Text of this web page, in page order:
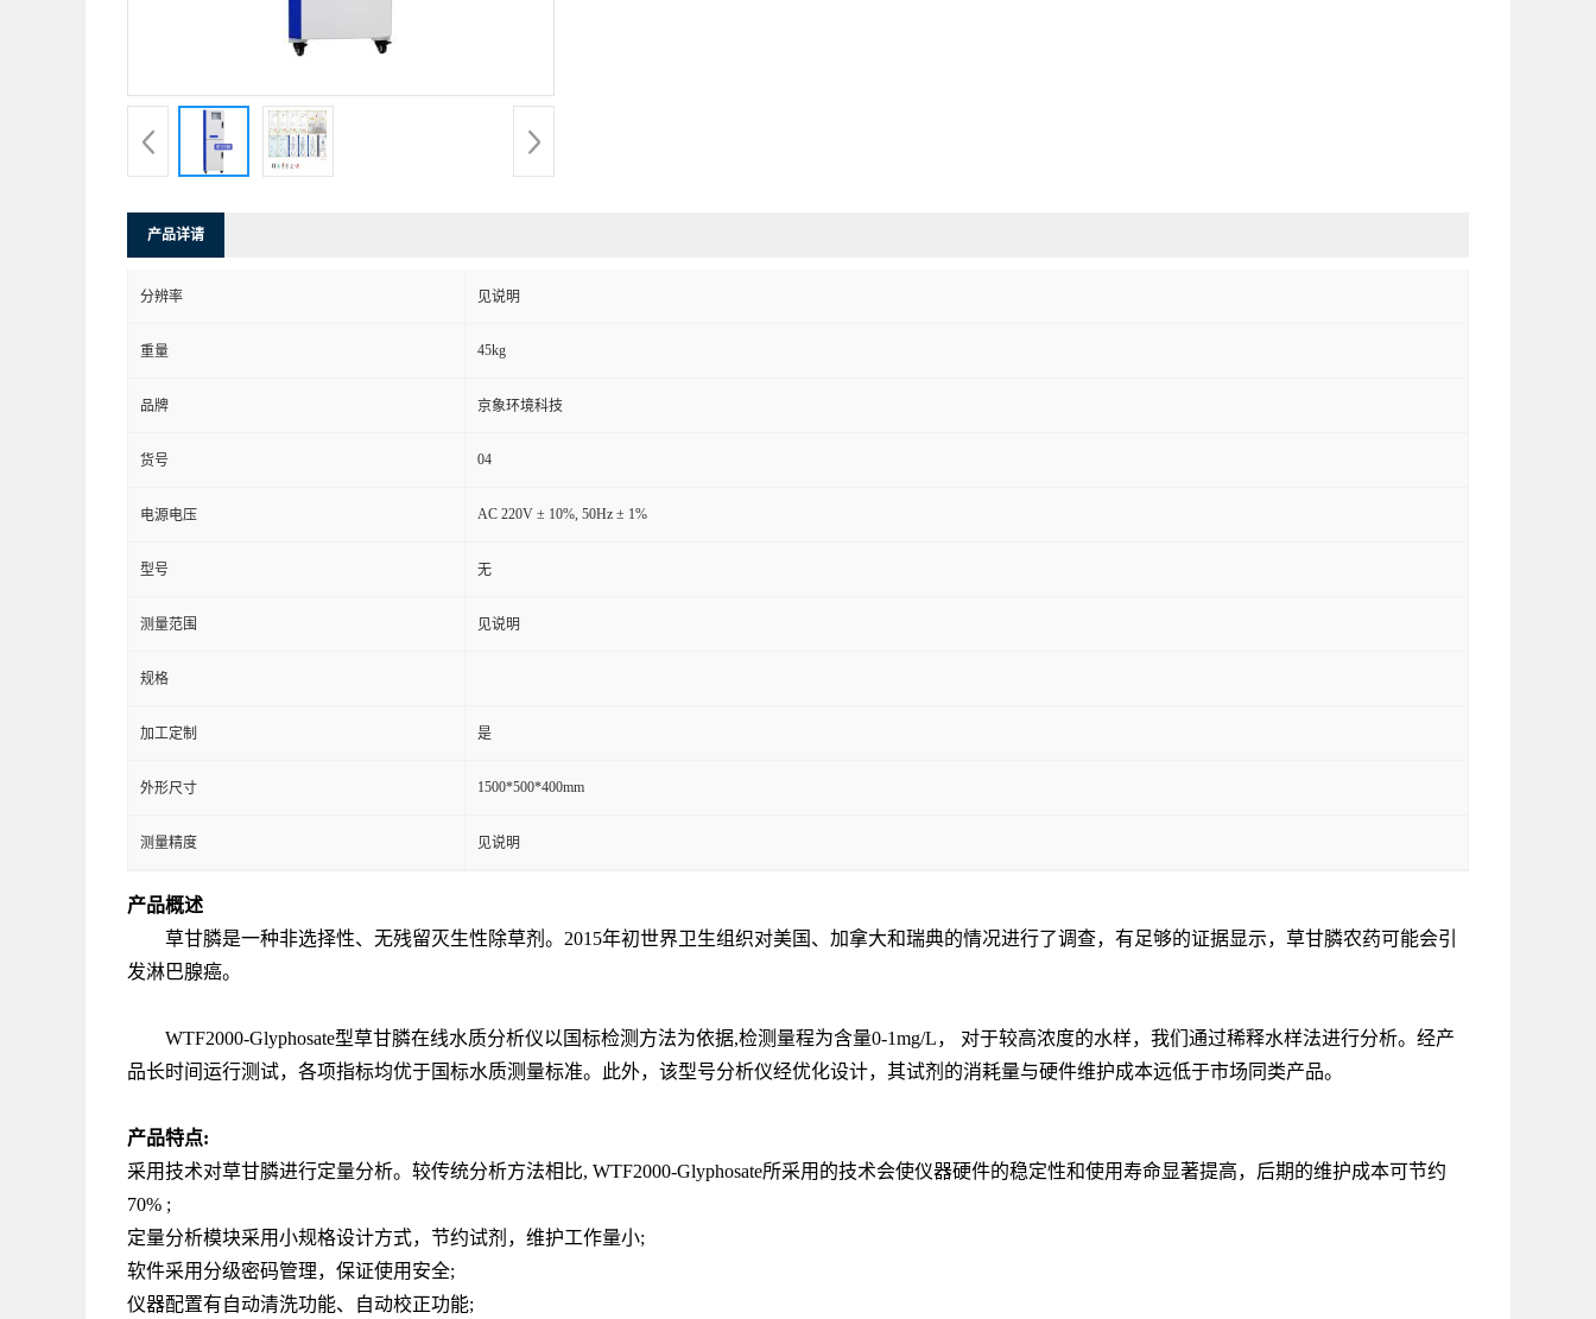
产品详请
分辨率 见说明
重量 45kg
品牌 京象环境科技
货号 04
电源电压 AC 220V ± 10%, 50Hz ± 1%
型号 无
测量范围 见说明
规格
加工定制 是
外形尺寸 1500*500*400mm
测量精度 见说明
产品概述
草甘膦是一种非选择性、无残留灭生性除草剂。 2015年初世界卫生组织对美国、加拿大和瑞典的情况进行了调查，有足够的证据显示，草甘膦农药可能会引
发淋巴腺癌。
WTF2000-Glyphosate型草甘膦在线水质分析仪以国标检测方法为依据,检测量程为含量0-1mg/L， 对于较高浓度的水样，我们通过稀释水样法进行分析。经产
品长时间运行测试，各项指标均优于国标水质测量标准。此外，该型号分析仪经优化设计，其试剂的消耗量与硬件维护成本远低于市场同类产品。
产品特点:
采用技术对草甘膦进行定量分析。较传统分析方法相比, WTF2000-Glyphosate所采用的技术会使仪器硬件的稳定性和使用寿命显著提高，后期的维护成本可节约
70% ;
定量分析模块采用小规格设计方式，节约试剂，维护工作量小;
软件采用分级密码管理，保证使用安全;
仪器配置有自动清洗功能、自动校正功能;